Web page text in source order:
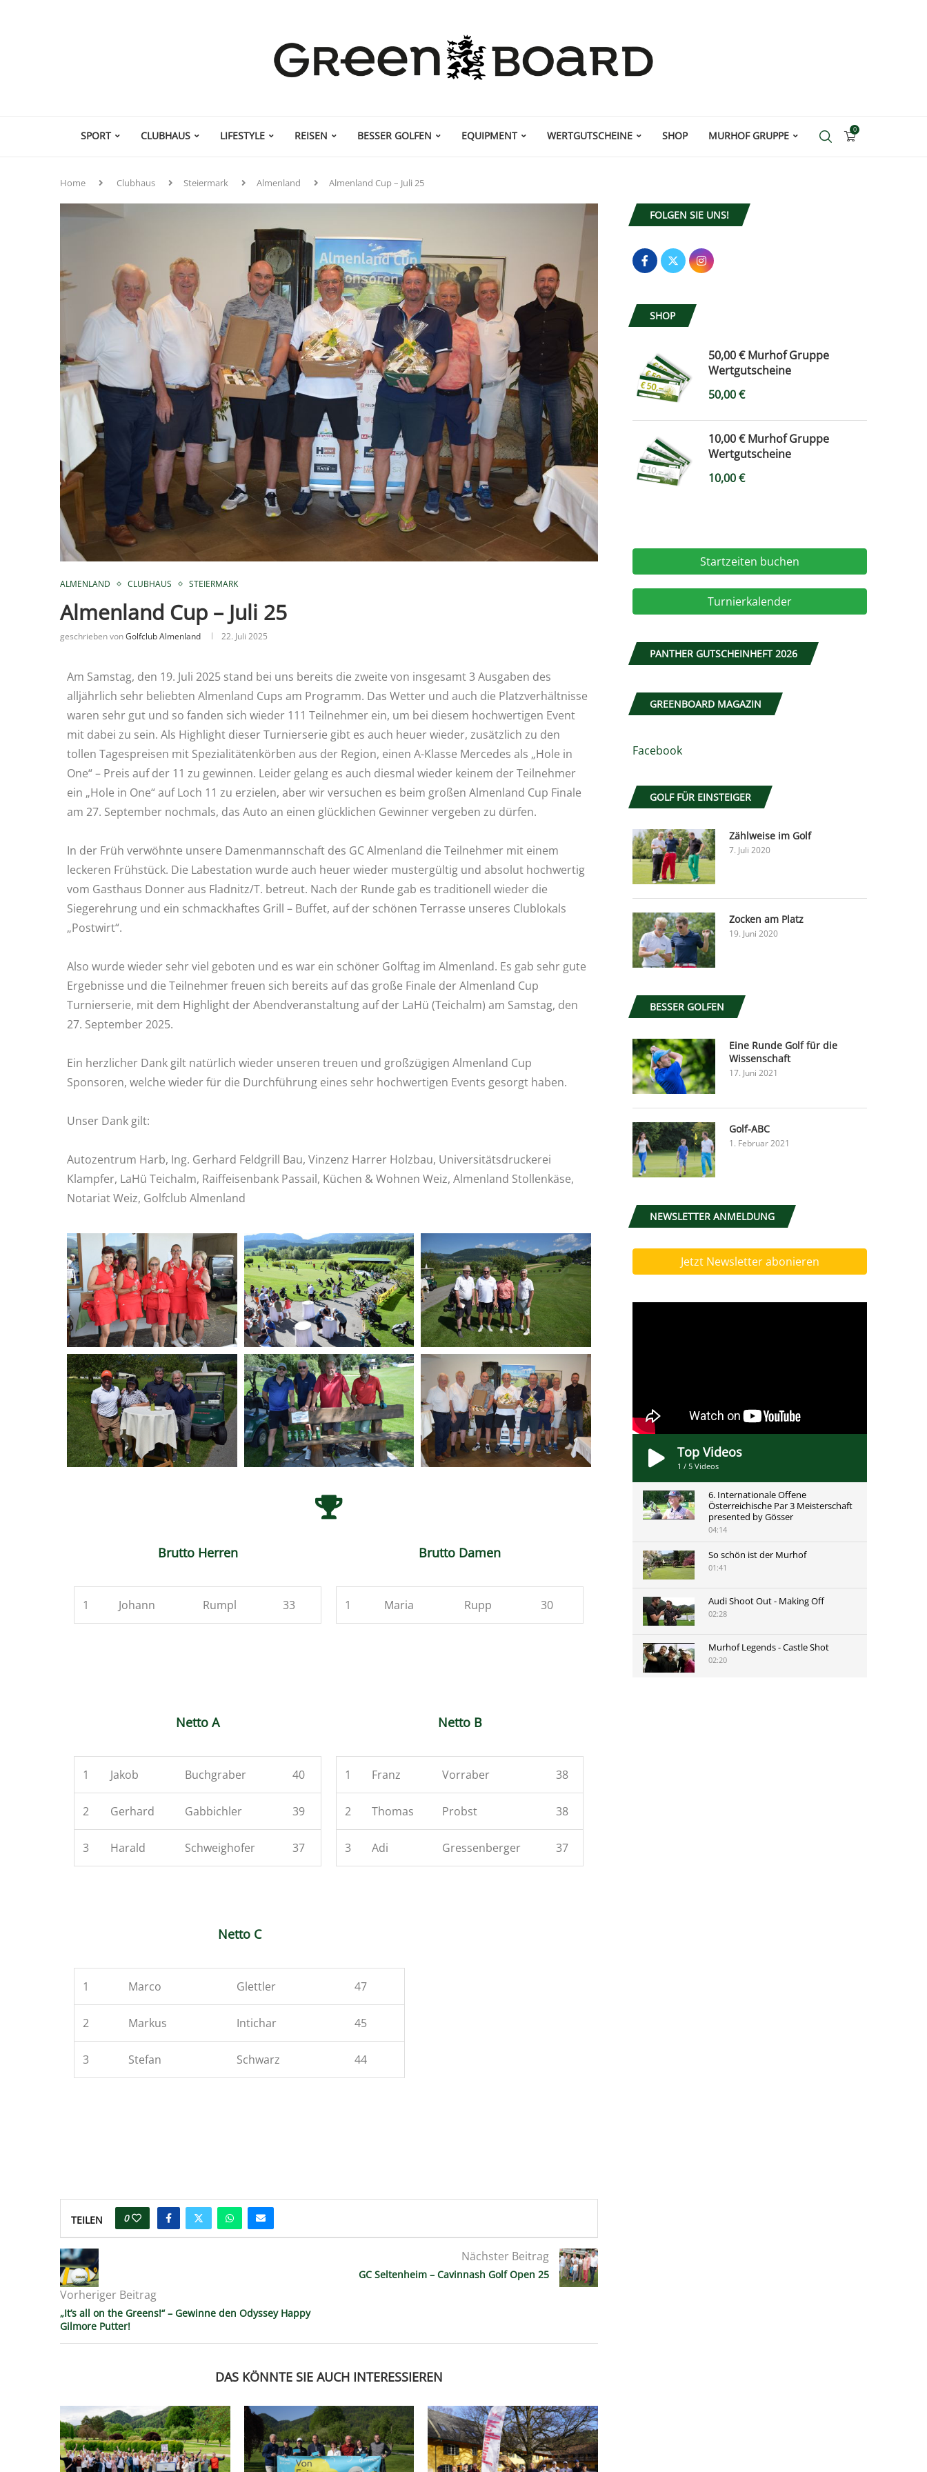
SPORT CLUBHAUS LIFESTYLE REISEN BESSER GOLFEN EQUIPMENT WERTGUTSCHEINE SHOP MURHOF GRUPPE 0
Home Clubhaus Steiermark Almenland Almenland Cup – Juli 25
ALMENLAND CLUBHAUS STEIERMARK
Almenland Cup – Juli 25
geschrieben vonGolfclub Almenland 22. Juli 2025
Am Samstag, den 19. Juli 2025 stand bei uns bereits die zweite von insgesamt 3 Ausgaben des
alljährlich sehr beliebten Almenland Cups am Programm. Das Wetter und auch die Platzverhältnisse
waren sehr gut und so fanden sich wieder 111 Teilnehmer ein, um bei diesem hochwertigen Event
mit dabei zu sein. Als Highlight dieser Turnierserie gibt es auch heuer wieder, zusätzlich zu den
tollen Tagespreisen mit Spezialitätenkörben aus der Region, einen A-Klasse Mercedes als „Hole in
One“ – Preis auf der 11 zu gewinnen. Leider gelang es auch diesmal wieder keinem der Teilnehmer
ein „Hole in One“ auf Loch 11 zu erzielen, aber wir versuchen es beim großen Almenland Cup Finale
am 27. September nochmals, das Auto an einen glücklichen Gewinner vergeben zu dürfen.
In der Früh verwöhnte unsere Damenmannschaft des GC Almenland die Teilnehmer mit einem
leckeren Frühstück. Die Labestation wurde auch heuer wieder mustergültig und absolut hochwertig
vom Gasthaus Donner aus Fladnitz/T. betreut. Nach der Runde gab es traditionell wieder die
Siegerehrung und ein schmackhaftes Grill – Buffet, auf der schönen Terrasse unseres Clublokals
„Postwirt“.
Also wurde wieder sehr viel geboten und es war ein schöner Golftag im Almenland. Es gab sehr gute
Ergebnisse und die Teilnehmer freuen sich bereits auf das große Finale der Almenland Cup
Turnierserie, mit dem Highlight der Abendveranstaltung auf der LaHü (Teichalm) am Samstag, den
27. September 2025.
Ein herzlicher Dank gilt natürlich wieder unseren treuen und großzügigen Almenland Cup
Sponsoren, welche wieder für die Durchführung eines sehr hochwertigen Events gesorgt haben.
Unser Dank gilt:
Autozentrum Harb, Ing. Gerhard Feldgrill Bau, Vinzenz Harrer Holzbau, Universitätsdruckerei
Klampfer, LaHü Teichalm, Raiffeisenbank Passail, Küchen & Wohnen Weiz, Almenland Stollenkäse,
Notariat Weiz, Golfclub Almenland
Brutto Herren
1 Johann Rumpl 33
Brutto Damen
1 Maria Rupp 30
Netto A
1 Jakob Buchgraber 40
2 Gerhard Gabbichler 39
3 Harald Schweighofer 37
Netto B
1 Franz Vorraber 38
2 Thomas Probst 38
3 Adi Gressenberger 37
Netto C
1 Marco Glettler 47
2 Markus Intichar 45
3 Stefan Schwarz 44
TEILEN 0
Vorheriger Beitrag
„It’s all on the Greens!“ – Gewinne den Odyssey Happy
Gilmore Putter!
Nächster Beitrag
GC Seltenheim – Cavinnash Golf Open 25
DAS KÖNNTE SIE AUCH INTERESSIEREN
FOLGEN SIE UNS!
SHOP
50,00 € Murhof Gruppe
Wertgutscheine
50,00€
10,00 € Murhof Gruppe
Wertgutscheine
10,00€
Startzeiten buchen
Turnierkalender
PANTHER GUTSCHEINHEFT 2026
GREENBOARD MAGAZIN
Facebook
GOLF FÜR EINSTEIGER
Zählweise im Golf
7. Juli 2020
Zocken am Platz
19. Juni 2020
BESSER GOLFEN
Eine Runde Golf für die
Wissenschaft
17. Juni 2021
Golf-ABC
1. Februar 2021
NEWSLETTER ANMELDUNG
Jetzt Newsletter abonieren
Top Videos
1 / 5 Videos
6. Internationale Offene
Österreichische Par 3 Meisterschaft
presented by Gösser
04:14
So schön ist der Murhof
01:41
Audi Shoot Out - Making Off
02:28
Murhof Legends - Castle Shot
02:20